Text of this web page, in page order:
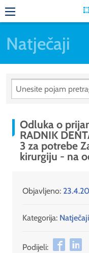
Natječaji
Odluka o
RADNIK
3 za potrebe
kirurgiju - na
Objavljeno:
Kategorija:
Podijeli: